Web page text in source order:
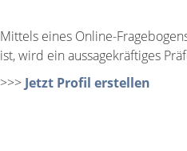
Mittels eines Online-
ist, wird ein aussagekräftiges
>>> Jetzt Profil erstellen